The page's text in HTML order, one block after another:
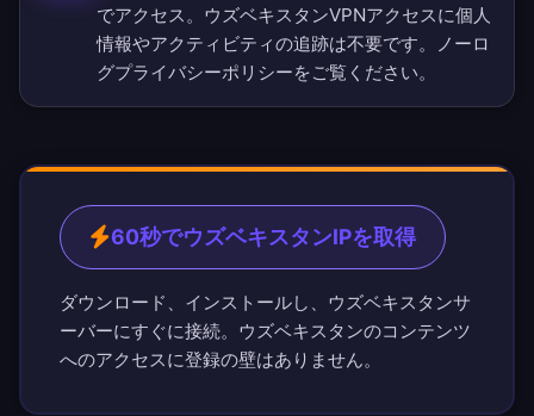
でアクセス。ウズベキスタンVPNアクセスに個人
情報やアクティビティの追跡は不要です。
ノーロ
グプライバシーポリシーをご覧ください。
60秒でウズベキスタンIPを取得
ダウンロード、インストールし、ウズベキスタンサ
ーバーにすぐに接続。ウズベキスタンのコンテンツ
へのアクセスに登録の壁はありません。